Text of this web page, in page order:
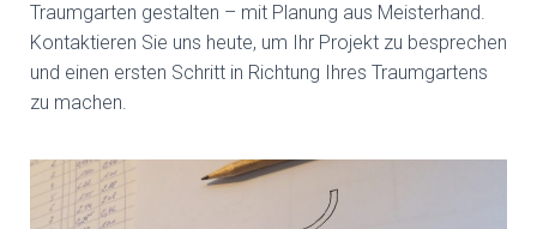
Traumgarten gestalten – mit Planung aus Meisterhand.
Kontaktieren Sie uns heute, um Ihr Projekt zu besprechen
und einen ersten Schritt in Richtung Ihres Traumgartens
zu machen.